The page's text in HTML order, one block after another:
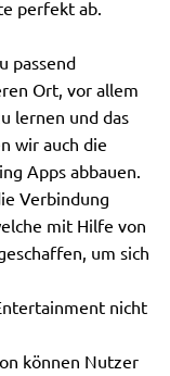
perfekt ab.
passend
Ort, vor allem
lernen und das
wir auch die
Apps abbauen.
Verbindung
mit Hilfe von
um sich
nicht
können Nutzer